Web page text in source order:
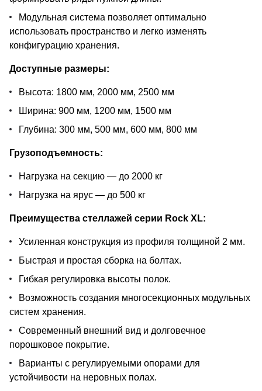
Модульная система позволяет оптимально
использовать пространство и легко изменять
конфигурацию хранения.
Доступные размеры:
Высота: 1800 мм, 2000 мм, 2500 мм
Ширина: 900 мм, 1200 мм, 1500 мм
Глубина: 300 мм, 500 мм, 600 мм, 800 мм
Грузоподъемность:
Нагрузка на секцию — до 2000 кг
Нагрузка на ярус — до 500 кг
Преимущества стеллажей серии Rock XL:
Усиленная конструкция из профиля толщиной 2 мм.
Быстрая и простая сборка на болтах.
Гибкая регулировка высоты полок.
Возможность создания многосекционных модульных
систем хранения.
Современный внешний вид и долговечное
порошковое покрытие.
Варианты с регулируемыми опорами для
устойчивости на неровных полах.